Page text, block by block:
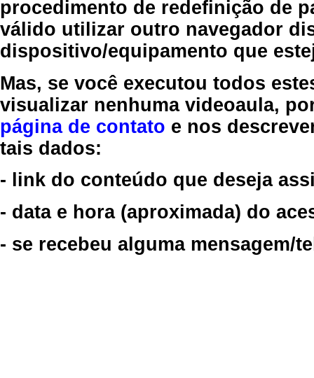
procedimento de redefinição de
válido utilizar outro navegador
dispositivo/equipamento que
Mas, se você executou todos
visualizar nenhuma videoaula,
página de contato e nos
tais dados:
- link do conteúdo que deseja
- data e hora (aproximada) do
- se recebeu alguma mensagem/